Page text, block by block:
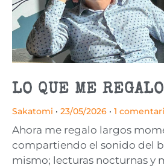
LO QUE ME REGALO
Sakatomi 23/05/2026 1
Ahora me regalo largos
compartiendo el sonido del
mismo; lecturas nocturnas y